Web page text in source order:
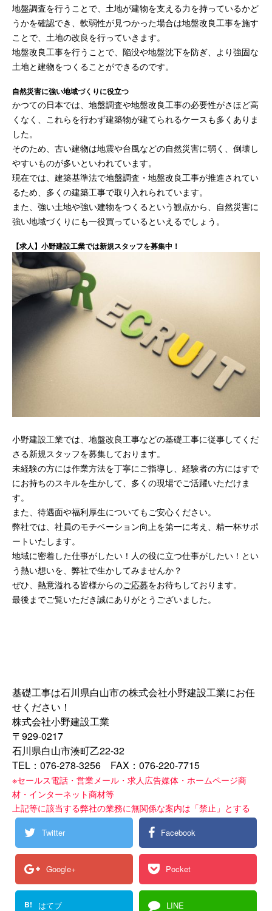
地盤調査を行うことで、土地が建物を支える力を持っているかど
うかを確認でき、軟弱性が見つかった場合は地盤改良工事を施す
ことで、土地の改良を行っていきます。
地盤改良工事を行うことで、陥没や地盤沈下を防ぎ、より強固な
土地と建物をつくることができるのです。
自然災害に強い地域づくりに役立つ
かつての日本では、地盤調査や地盤改良工事の必要性がさほど高
くなく、これらを行わず建築物が建てられるケースも多くありま
した。
そのため、古い建物は地震や台風などの自然災害に弱く、倒壊し
やすいものが多いといわれています。
現在では、建築基準法で地盤調査・地盤改良工事が推進されてい
るため、多くの建築工事で取り入れられています。
また、強い土地や強い建物をつくるという観点から、自然災害に
強い地域づくりにも一役買っているといえるでしょう。
【求人】小野建設工業では新規スタッフを募集中！
小野建設工業では、地盤改良工事などの基礎工事に従事してくだ
さる新規スタッフを募集しております。
未経験の方には作業方法を丁寧にご指導し、経験者の方にはすで
にお持ちのスキルを生かして、多くの現場でご活躍いただけま
す。
また、待遇面や福利厚生についてもご安心ください。
弊社では、社員のモチベーション向上を第一に考え、精一杯サポ
ートいたします。
地域に密着した仕事がしたい！人の役に立つ仕事がしたい！とい
う熱い想いを、弊社で生かしてみませんか？
ぜひ、熱意溢れる皆様からのご応募をお待ちしております。
最後までご覧いただき誠にありがとうございました。
基礎工事は石川県白山市の株式会社小野建設工業にお任
せください！
株式会社小野建設工業
〒929-0217
石川県白山市湊町乙22-32
TEL：076-278-3256 FAX：076-220-7715
※セールス電話・営業メール・求人広告媒体・ホームページ商
材・インターネット商材等
上記等に該当する弊社の業務に無関係な案内は「禁止」とする
Twitter Facebook
Google+ Pocket
B! はてブ LINE